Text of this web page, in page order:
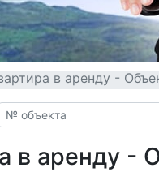
в аренду -
в аренду -